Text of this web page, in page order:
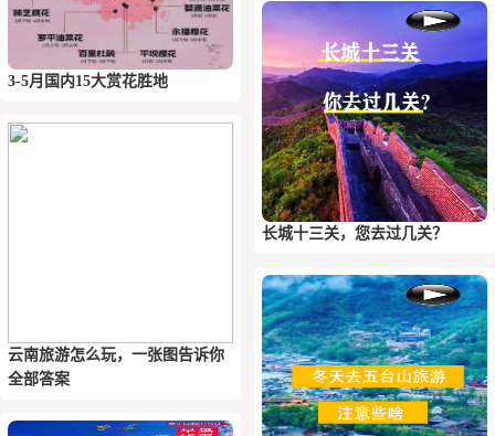
3-5月国内15大赏花胜地
云南旅游怎么玩，一张图告诉你
全部答案
长城十三关，您去过几关？